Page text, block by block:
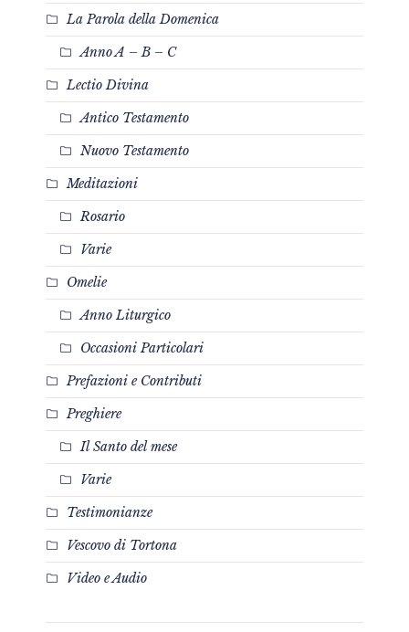
La Parola della Domenica
Anno A – B – C
Lectio Divina
Antico Testamento
Nuovo Testamento
Meditazioni
Rosario
Varie
Omelie
Anno Liturgico
Occasioni Particolari
Prefazioni e Contributi
Preghiere
Il Santo del mese
Varie
Testimonianze
Vescovo di Tortona
Video e Audio